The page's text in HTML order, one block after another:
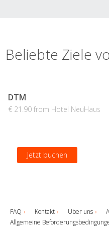
Beliebte Ziele
DTM
€ 21.90 from Hotel NeuHaus
Jetzt buchen
FAQ Kontakt Über uns
Allgemeine